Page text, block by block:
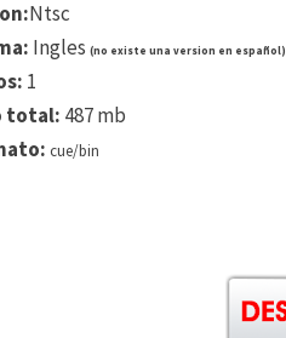
Ntsc
Ingles(no existe una version en español)
1
total: 487 mb
cue/bin